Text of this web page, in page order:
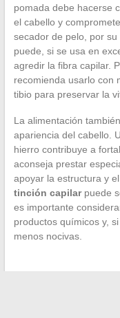
pomada debe hacerse
el cabello y
secador de pelo, por
puede, si se usa en
agredir la fibra capilar.
recomienda usarlo con
tibio para preservar la
La alimentación
apariencia del cabello.
hierro contribuye a
aconseja prestar
apoyar la estructura y
tinción capilarpuede
es importante
productos químicos y,
menos nocivas.